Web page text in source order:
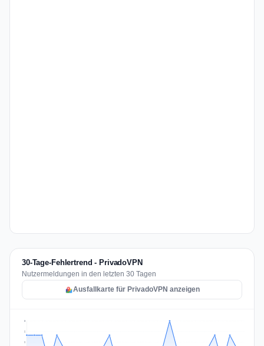
30-Tage-Fehlertrend - PrivadoVPN
Nutzermeldungen in den letzten 30 Tagen
Ausfallkarte für PrivadoVPN anzeigen
2
2
3